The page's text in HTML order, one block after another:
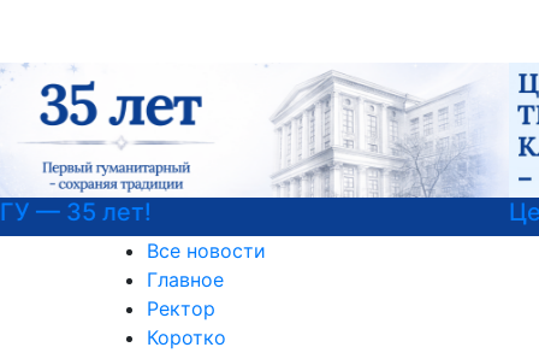
Центр карьеры
Все новости
Главное
Ректор
Коротко